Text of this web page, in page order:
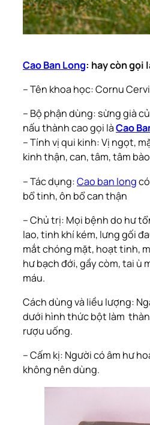
Cao Ban Long: hay còn gọi
– Tên khoa học: Cornu
– Bộ phận dùng: sừng già
nấu thành cao gọi làCao
– Tính vị qui kinh: Vị ngọt,
kinh thận, can, tâm, tâm
– Tác dụng:Cao ban long
bổ tinh, ôn bổ can thận
– Chủ trị: Mọi bệnh do hư
lao, tinh khí kém, lưng gối
mắt chóng mặt, hoạt tinh,
hư bạch đới, gầy còm, tai ù
máu.
Cách dùng và liều lượng:
dưới hình thức bột làm
rượu uống.
– Cấm kị: Người có âm hư
không nên dùng.